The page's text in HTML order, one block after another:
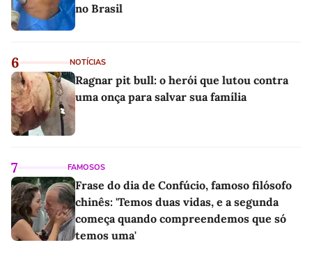
no Brasil
6 NOTÍCIAS
Ragnar pit bull: o herói que lutou contra
uma onça para salvar sua família
7 FAMOSOS
Frase do dia de Confúcio, famoso filósofo
chinês: 'Temos duas vidas, e a segunda
começa quando compreendemos que só
temos uma'